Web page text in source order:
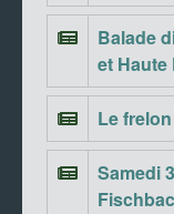
Balade
et Haute
Le
Samedi